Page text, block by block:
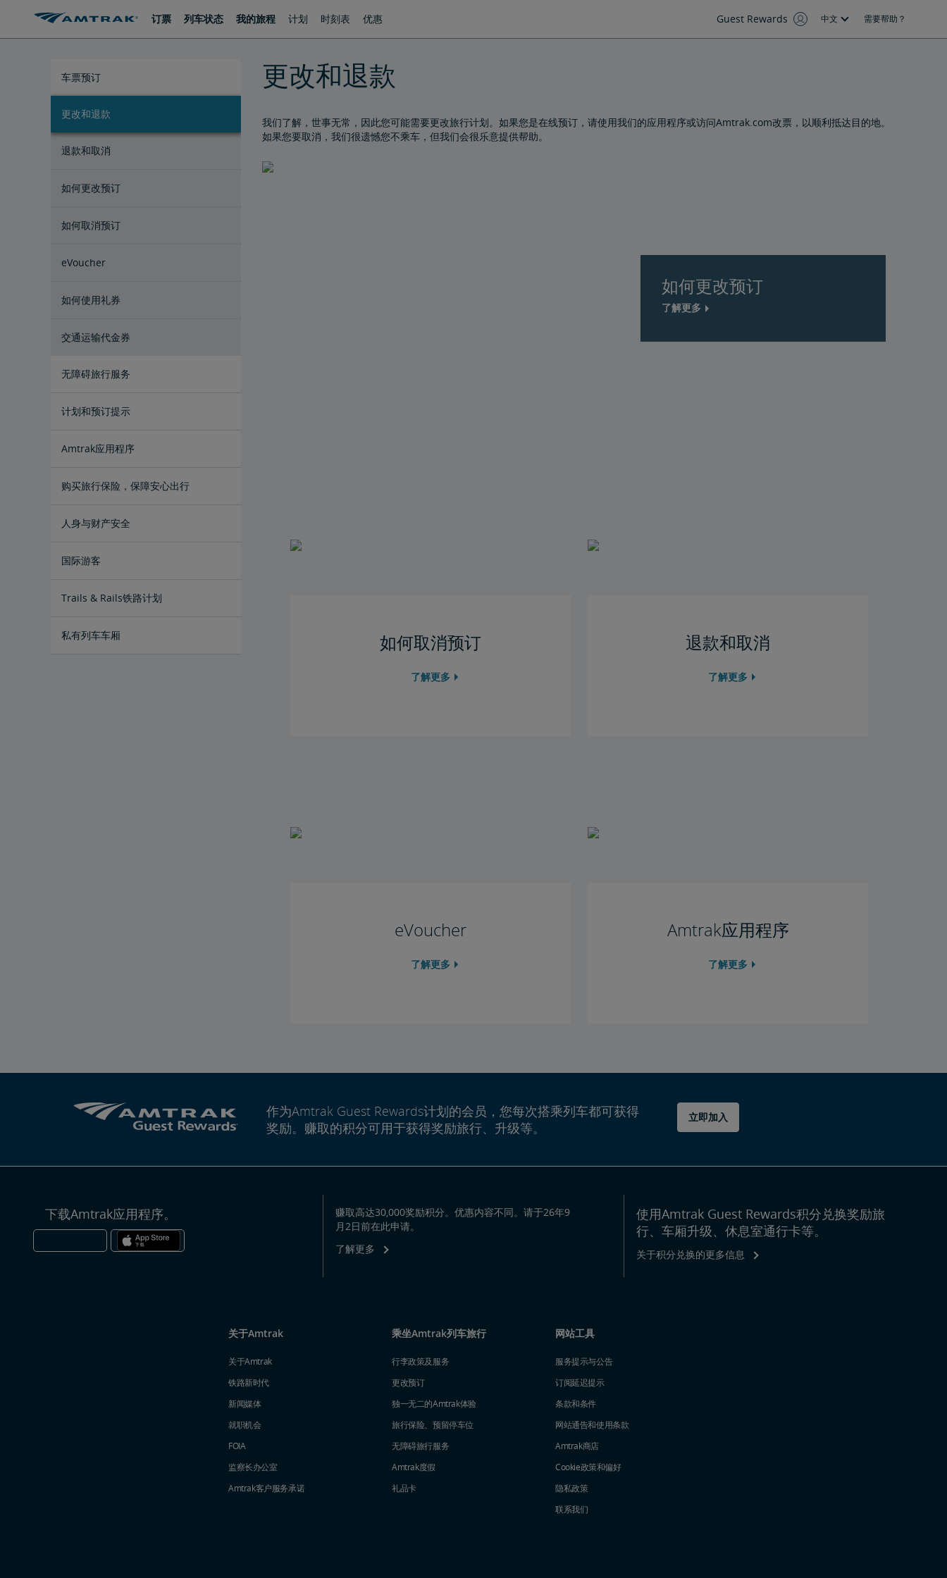
内
导
订票 列车状态 我的旅程 计划 时刻表 优惠 Guest Rewards 中文 需要帮助？
车票预订
购买车票
车票指南
订票限制
无人陪伴的未成年人
重复和不可能的预订
关于日程安排和时刻表
更改和退款
退款和取消
如何更改预订
如何取消预订
eVoucher
如何使用礼券
交通运输代金券
无障碍旅行服务
为残障乘客预订车票
服务性动物
Amtrak联程巴士和无障碍服务
轮椅类辅具
残障乘客用餐服务
车站无障碍设施
与同伴/看护一同旅行
无障碍旅行请求
氧气设备
无歧视政策
计划和预订提示
预订行程的窍门
给资深乘客的提示
长途旅行小贴士
初次骑行者须知
Amtrak应用程序
购买旅行保险，保障安心出行
人身与财产安全
乘客身份识别
个人安全
加拿大跨境
下一代Acela列车车载安全系统
国际游客
Trails & Rails铁路计划
私有列车车厢
更改和退款
我们了解，世事无常，因此您可能需要更改旅行计划。如果您是在线预订，请使用我们的应用程序或访问Amtrak.com改票，以顺利抵达目的地。
如果您要取消，我们很遗憾您不乘车，但我们会很乐意提供帮助。
如何更改预订
了解更多
如何取消预订
了解更多
eVoucher
了解更多
退款和取消
了解更多
Amtrak应用程序
了解更多
作为Amtrak Guest Rewards计划的会员，您每次搭乘列车都可获得
奖励。赚取的积分可用于获得奖励旅行、升级等。
立即加入
下载Amtrak应用程序。
赚取高达30,000奖励积分。优惠内容不同。请于26年9
月2日前在此申请。
了解更多
使用Amtrak Guest Rewards积分兑换奖励旅
行、车厢升级、休息室通行卡等。
关于积分兑换的更多信息
关于Amtrak
关于Amtrak
铁路新时代
新闻媒体
就职机会
FOIA
监察长办公室
Amtrak​​​​​​​客户服务承诺
乘坐Amtrak列车旅行
行李政策及服务
更改预订
独一无二的Amtrak体验
旅行保险、预留停车位
无障碍旅行服务
Amtrak度假
礼品卡
网站工具
服务提示与公告
订阅延迟提示
条款和条件
网站通告和使用条款
Amtrak商店
Cookie政策和偏好
隐私政策
联系我们